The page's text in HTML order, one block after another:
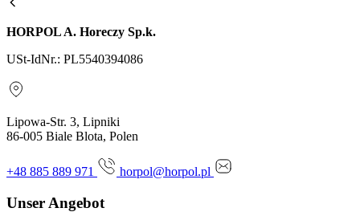
HORPOL A. Horeczy Sp.k.
USt-IdNr.: PL5540394086
Lipowa-Str. 3, Lipniki
86-005 Biale Blota, Polen
+48 885 889 971 horpol@horpol.pl
Unser Angebot